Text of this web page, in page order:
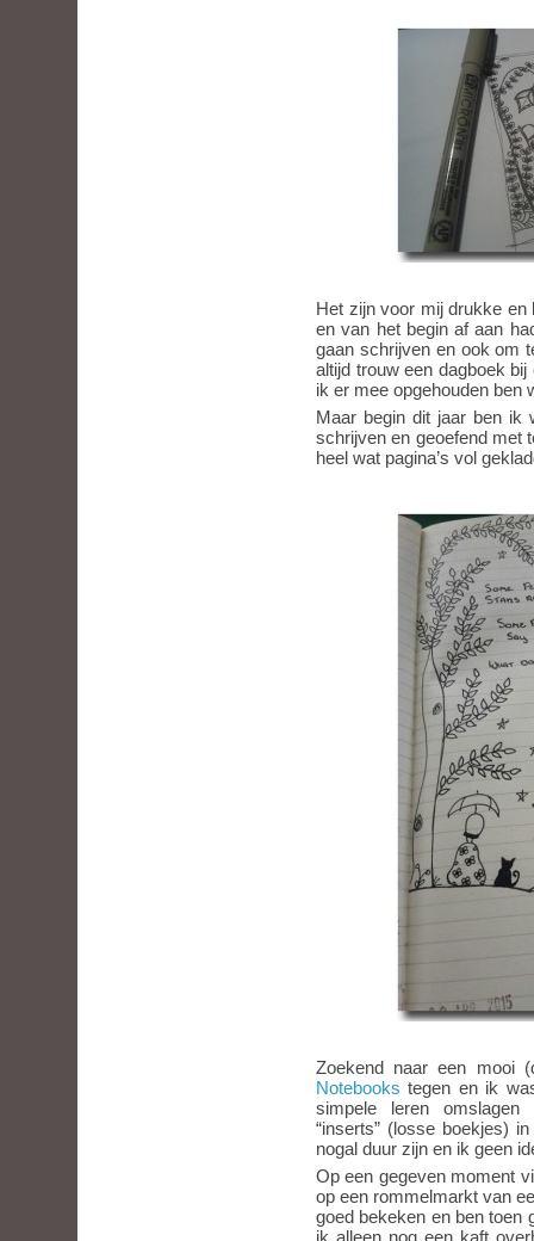
Het zijn voor mij drukke en
en van het begin af aan
gaan schrijven en ook om
altijd trouw een dagboek
ik er mee opgehouden ben
Maar begin dit jaar ben ik
schrijven en geoefend met
heel wat pagina’s vol
Zoekend naar een mooi
Notebooks tegen en ik
simpele leren
“inserts” (losse boekjes)
nogal duur zijn en ik geen
Op een gegeven moment
op een rommelmarkt van
goed bekeken en ben toen
ik alleen nog een kaft